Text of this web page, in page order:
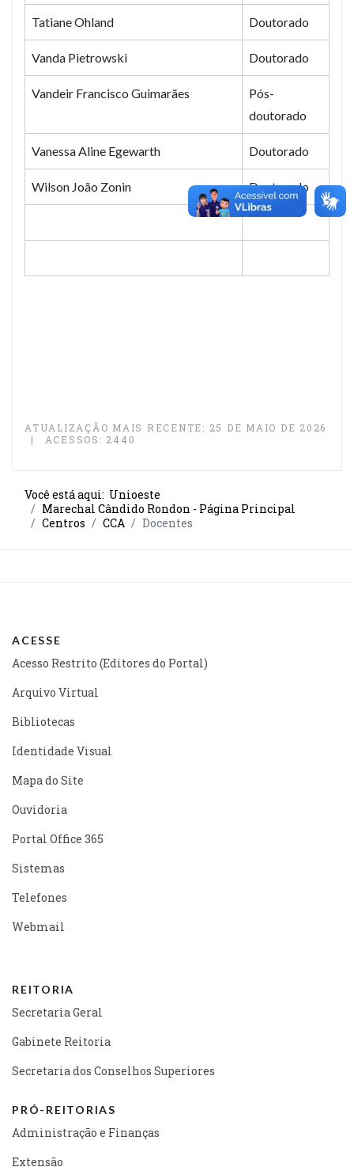
Tatiane Ohland Doutorado
Vanda Pietrowski Doutorado
Vandeir Francisco Guimarães
Pós-
doutorado
Vanessa Aline Egewarth Doutorado
Wilson João Zonin Doutorado
ATUALIZAÇÃO MAIS RECENTE: 25 DE MAIO DE 2026
ACESSOS: 2440
Você está aqui: Unioeste
Marechal Cândido Rondon - Página Principal
Centros
CCA Docentes
ACESSE
Acesso Restrito (Editores do Portal)
Arquivo Virtual
Bibliotecas
Identidade Visual
Mapa do Site
Ouvidoria
Portal Office 365
Sistemas
Telefones
Webmail
REITORIA
Secretaria Geral
Gabinete Reitoria
Secretaria dos Conselhos Superiores
PRÓ-REITORIAS
Administração e Finanças
Extensão